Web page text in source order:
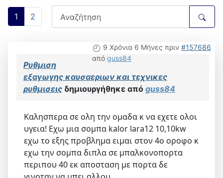
1 2
9 Χρόνια 6 Μήνες πριν #157686
από guss84
Ρυθμιση
εξαγωγης καυσαεριων και τεχνικες
ρυθμισεις δημιουργήθηκε από guss84
Καλησπερα σε ολη την ομαδα κ να εχετε ολοι
υγεια! Εχω μια σομπα kalor lara12 10,10kw
εχω το εξης προβλημα ειμαι στον 4ο οροφο κ
εχω την σομπα διπλα σε μπαλκονοπορτα
περιπου 40 εκ αποσταση με πορτα δε